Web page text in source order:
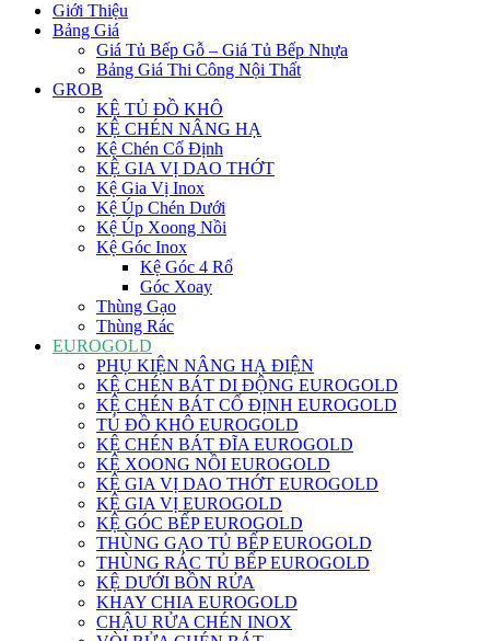
Giới Thiệu
Bảng Giá
Giá Tủ Bếp Gỗ – Giá Tủ Bếp Nhựa
Bảng Giá Thi Công Nội Thất
GROB
KỆ TỦ ĐỒ KHÔ
KỆ CHÉN NÂNG HẠ
Kệ Chén Cố Định
KỆ GIA VỊ DAO THỚT
Kệ Gia Vị Inox
Kệ Úp Chén Dưới
Kệ Úp Xoong Nồi
Kệ Góc Inox
Kệ Góc 4 Rổ
Góc Xoay
Thùng Gạo
Thùng Rác
EUROGOLD
PHỤ KIỆN NÂNG HẠ ĐIỆN
KỆ CHÉN BÁT DI ĐỘNG EUROGOLD
KỆ CHÉN BÁT CỐ ĐỊNH EUROGOLD
TỦ ĐỒ KHÔ EUROGOLD
KỆ CHÉN BÁT ĐĨA EUROGOLD
KỆ XOONG NỒI EUROGOLD
KỆ GIA VỊ DAO THỚT EUROGOLD
KỆ GIA VỊ EUROGOLD
KỆ GÓC BẾP EUROGOLD
THÙNG GẠO TỦ BẾP EUROGOLD
THÙNG RÁC TỦ BẾP EUROGOLD
KỆ DƯỚI BỒN RỬA
KHAY CHIA EUROGOLD
CHẬU RỬA CHÉN INOX